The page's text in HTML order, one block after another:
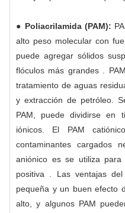
● Poliacrilamida (PAM):
alto peso molecular con
puede agregar sólidos
flóculos más grandes .
tratamiento de aguas
y extracción de petróleo.
PAM, puede dividirse en
iónicos. El PAM
contaminantes cargados
aniónico es se utiliza para
positiva . Las ventajas
pequeña y un buen efecto
alto, y algunos PAM